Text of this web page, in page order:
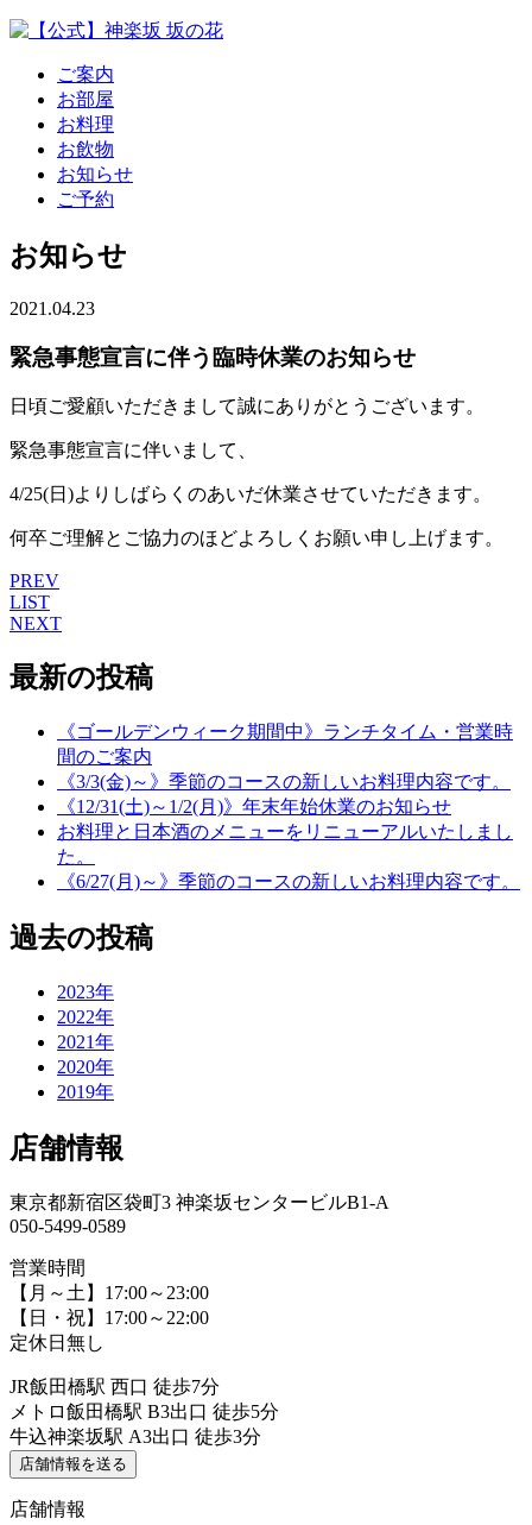
ご案内
お部屋
お料理
お飲物
お知らせ
ご予約
お知らせ
2021.04.23
緊急事態宣言に伴う臨時休業のお知らせ
日頃ご愛顧いただきまして誠にありがとうございます。
緊急事態宣言に伴いまして、
4/25(日)よりしばらくのあいだ休業させていただきます。
何卒ご理解とご協力のほどよろしくお願い申し上げます。
PREV
LIST
NEXT
最新の投稿
《ゴールデンウィーク期間中》ランチタイム・営業時
間のご案内
《3/3(金)～》季節のコースの新しいお料理内容です。
《12/31(土)～1/2(月)》年末年始休業のお知らせ
お料理と日本酒のメニューをリニューアルいたしまし
た。
《6/27(月)～》季節のコースの新しいお料理内容です。
過去の投稿
2023年
2022年
2021年
2020年
2019年
店舗情報
東京都新宿区袋町3 神楽坂センタービルB1-A
050-5499-0589
営業時間
【月～土】17:00～23:00
【日・祝】17:00～22:00
定休日無し
JR飯田橋駅 西口 徒歩7分
メトロ飯田橋駅 B3出口 徒歩5分
牛込神楽坂駅 A3出口 徒歩3分
店舗情報を送る
店舗情報